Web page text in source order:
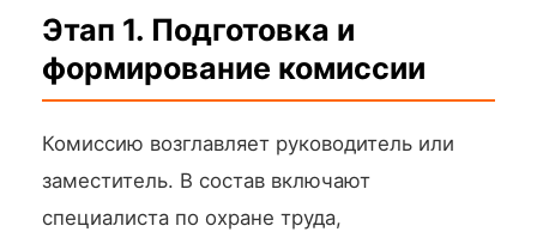
Этап 1. Подготовка и
формирование комиссии
Комиссию возглавляет руководитель или
заместитель. В состав включают
специалиста по охране труда,